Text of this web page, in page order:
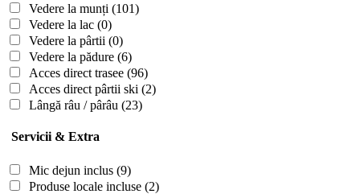
Vedere la munți (101)
Vedere la lac (0)
Vedere la pârtii (0)
Vedere la pădure (6)
Acces direct trasee (96)
Acces direct pârtii ski (2)
Lângă râu / pârâu (23)
Servicii & Extra
Mic dejun inclus (9)
Produse locale incluse (2)